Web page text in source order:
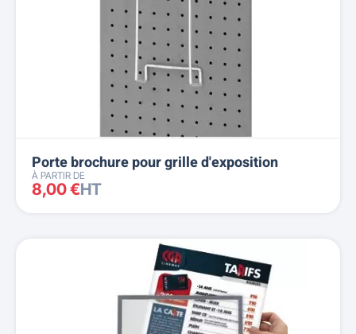
Porte brochure pour grille d'exposition
À PARTIR DE
8,00 €HT